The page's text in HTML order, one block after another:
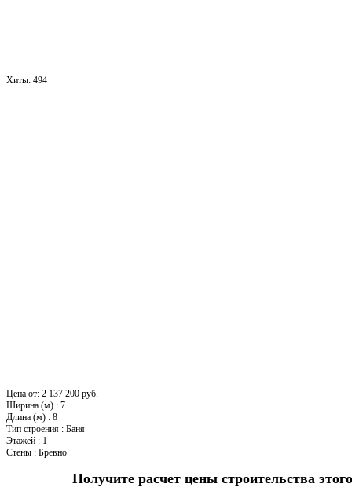
Хиты: 494
Цена от: 2 137 200 руб.
Ширина (м) : 7
Длина (м) : 8
Тип строения : Баня
Этажей : 1
Стены : Бревно
Получите расчет цены строительства